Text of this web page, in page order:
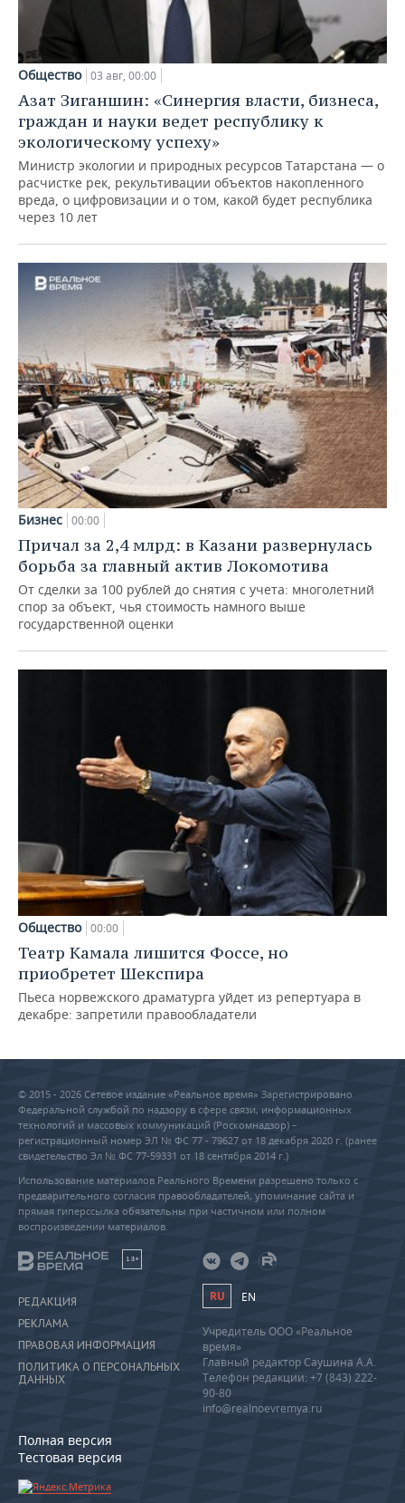
Общество 03 авг, 00:00
Азат Зиганшин: «Синергия власти, бизнеса,
граждан и науки ведет республику к
экологическому успеху»
Министр экологии и природных ресурсов Татарстана — о
расчистке рек, рекультивации объектов накопленного
вреда, о цифровизации и о том, какой будет республика
через 10 лет
Бизнес 00:00
Причал за 2,4 млрд: в Казани развернулась
борьба за главный актив Локомотива
От сделки за 100 рублей до снятия с учета: многолетний
спор за объект, чья стоимость намного выше
государственной оценки
Общество 00:00
Театр Камала лишится Фоссе, но
приобретет Шекспира
Пьеса норвежского драматурга уйдет из репертуара в
декабре: запретили правообладатели
© 2015 - 2026 Сетевое издание «Реальное время» Зарегистрировано
Федеральной службой по надзору в сфере связи, информационных
технологий и массовых коммуникаций (Роскомнадзор) –
регистрационный номер ЭЛ № ФС 77 - 79627 от 18 декабря 2020 г. (ранее
свидетельство Эл № ФС 77-59331 от 18 сентября 2014 г.)
Использование материалов Реального Времени разрешено только с
предварительного согласия правообладателей, упоминание сайта и
прямая гиперссылка обязательны при частичном или полном
воспроизведении материалов.
18+
РЕДАКЦИЯ
РЕКЛАМА
ПРАВОВАЯ ИНФОРМАЦИЯ
ПОЛИТИКА О ПЕРСОНАЛЬНЫХ
ДАННЫХ
Полная версия
Тестовая версия
RU EN
Учредитель ООО «Реальное
время»
Главный редактор Саушина А.А.
Телефон редакции: +7 (843) 222-
90-80
info@realnoevremya.ru